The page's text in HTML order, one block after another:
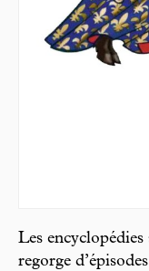
Les
regorge